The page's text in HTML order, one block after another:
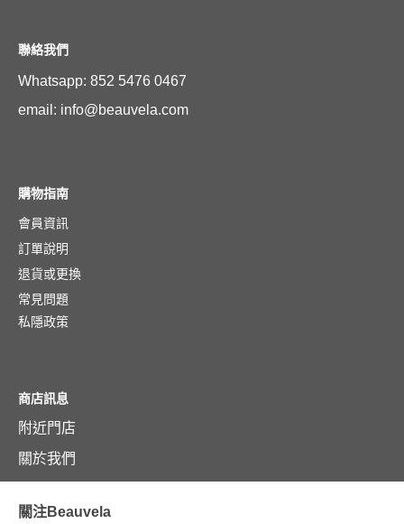
聯絡我們
Whatsapp: 852 5476 0467
email: info@beauvela.com
購物指南
會員資訊
訂單說明
退貨或更換
常見問題
私隱政策
商店訊息
附近門店
關於我們
關注Beauvela